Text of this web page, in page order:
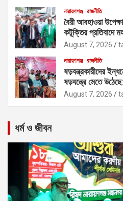
নারায়ণগঞ্জ রাজনীতি
বৈরী আবহাওয়া
কটূক্তির প্রতিবাদে
August 7, 2026
নারায়ণগঞ্জ রাজনীতি
ষড়যন্ত্রকারীদের
ষড়যন্ত্রে মেতে
August 7, 2026
ধর্ম ও জীবন